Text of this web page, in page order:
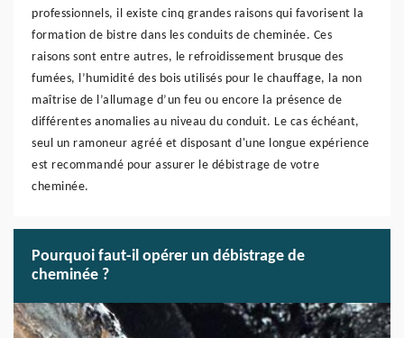
professionnels, il existe cinq grandes raisons qui favorisent la
formation de bistre dans les conduits de cheminée. Ces
raisons sont entre autres, le refroidissement brusque des
fumées, l’humidité des bois utilisés pour le chauffage, la non
maîtrise de l’allumage d’un feu ou encore la présence de
différentes anomalies au niveau du conduit. Le cas échéant,
seul un ramoneur agréé et disposant d'une longue expérience
est recommandé pour assurer le débistrage de votre
cheminée.
Pourquoi faut-il opérer un débistrage de
cheminée ?